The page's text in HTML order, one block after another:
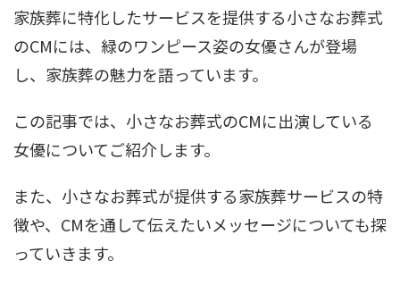
家族葬に特化したサービスを提供する小さなお葬式
のCMには、緑のワンピース姿の女優さんが登場
し、家族葬の魅力を語っています。
この記事では、小さなお葬式のCMに出演している
女優についてご紹介します。
また、小さなお葬式が提供する家族葬サービスの特
徴や、CMを通して伝えたいメッセージについても探
っていきます。